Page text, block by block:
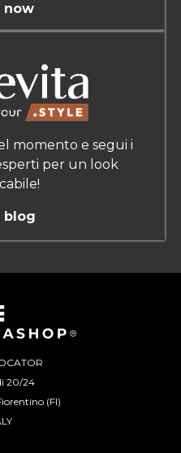
now
momento e segui i
per un look
blog
20/24
(FI)